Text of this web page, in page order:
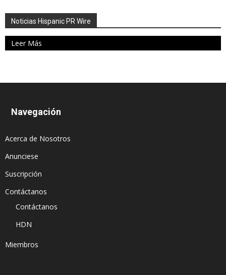
Noticias Hispanic PR Wire
Leer Más
Navegación
Acerca de Nosotros
Anunciese
Suscripción
Contáctanos
Contáctanos
HDN
Miembros